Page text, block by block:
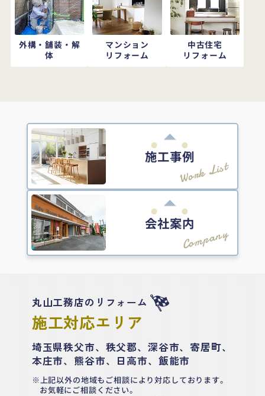
外構・舗装・解
体
マンション
リフォーム
中古住宅
リフォーム
施工事例
Work List
会社案内
Company
丸山工務店のリフォーム
施工対応エリア
埼玉県秩父市、秩父郡、深谷市、寄居町、
本庄市、熊谷市、日高市、飯能市
上記以外の地域もご相談により対応しております。
お気軽にご相談ください。